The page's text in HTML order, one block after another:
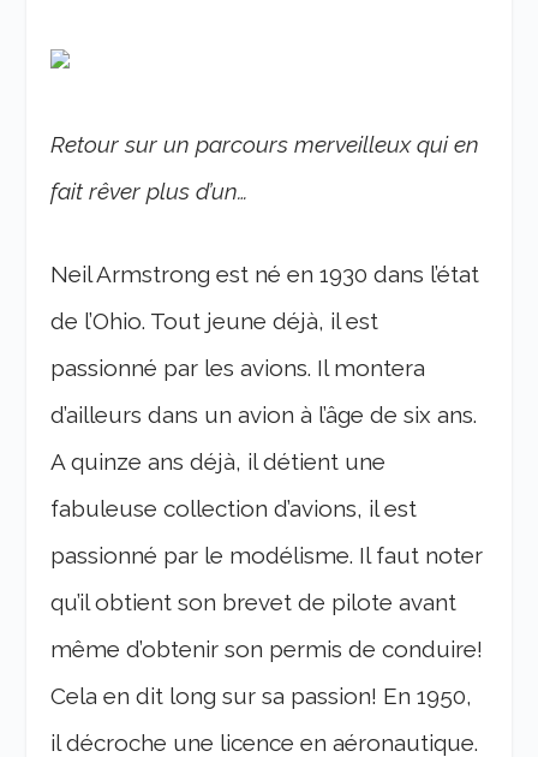
Retour sur un parcours merveilleux qui en
fait rêver plus d’un…
Neil Armstrong est né en 1930 dans l’état
de l’Ohio. Tout jeune déjà, il est
passionné par les avions. Il montera
d’ailleurs dans un avion à l’âge de six ans.
A quinze ans déjà, il détient une
fabuleuse collection d’avions, il est
passionné par le modélisme. Il faut noter
qu’il obtient son brevet de pilote avant
même d’obtenir son permis de conduire!
Cela en dit long sur sa passion! En 1950,
il décroche une licence en aéronautique.